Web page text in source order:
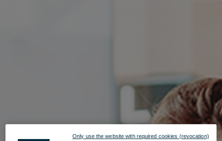
Only use the website with required cookies (revocation)